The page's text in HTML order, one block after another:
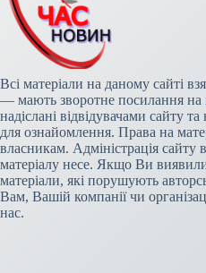
Всі матеріали на даному сайті
— мають зворотне посилання на
надіслані відвідувачами сайту
для ознайомлення. Права на
власникам. Адміністрація сайту
матеріалу несе. Якщо Ви
матеріали, які порушують
Вам, Вашій компанії чи
нас.